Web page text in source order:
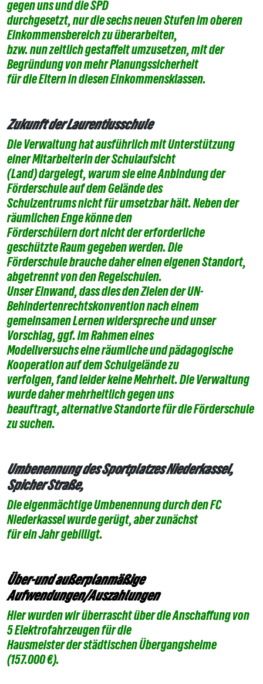
gegen uns und die SPD
durchgesetzt, nur die sechs neuen Stufen im oberen
Einkommensbereich zu überarbeiten,
bzw. nun zeitlich gestaffelt umzusetzen, mit der
Begründung von mehr Planungssicherheit
für die Eltern in diesen Einkommensklassen.
Zukunft der Laurentiusschule
Die Verwaltung hat ausführlich mit Unterstützung
einer Mitarbeiterin der Schulaufsicht
(Land) dargelegt, warum sie eine Anbindung der
Förderschule auf dem Gelände des
Schulzentrums nicht für umsetzbar hält. Neben der
räumlichen Enge könne den
Förderschülern dort nicht der erforderliche
geschützte Raum gegeben werden. Die
Förderschule brauche daher einen eigenen Standort,
abgetrennt von den Regelschulen.
Unser Einwand, dass dies den Zielen der UN-
Behindertenrechtskonvention nach einem
gemeinsamen Lernen widerspreche und unser
Vorschlag, ggf. im Rahmen eines
Modellversuchs eine räumliche und pädagogische
Kooperation auf dem Schulgelände zu
verfolgen, fand leider keine Mehrheit. Die Verwaltung
wurde daher mehrheitlich gegen uns
beauftragt, alternative Standorte für die Förderschule
zu suchen.
Umbenennung des Sportplatzes Niederkassel,
Spicher Straße,
Die eigenmächtige Umbenennung durch den FC
Niederkassel wurde gerügt, aber zunächst
für ein Jahr gebilligt.
Über-und außerplanmäßige
Aufwendungen/Auszahlungen
Hier wurden wir überrascht über die Anschaffung von
5 Elektrofahrzeugen für die
Hausmeister der städtischen Übergangsheime
(157.000 €).